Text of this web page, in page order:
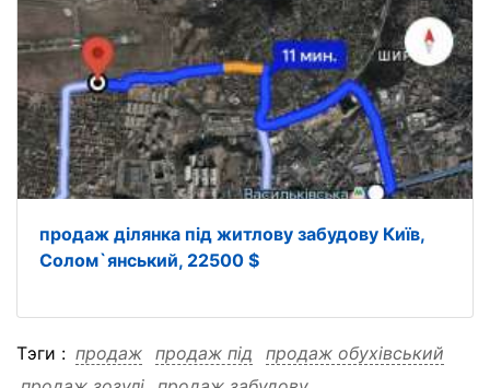
продаж ділянка під житлову забудову Київ,
Солом`янський, 22500 $
Тэги : продаж продаж під
продаж обухівський